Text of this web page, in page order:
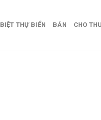
BIỆT THỰ BIỂN BÁN CHO